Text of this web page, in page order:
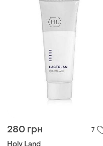
280 грн 7